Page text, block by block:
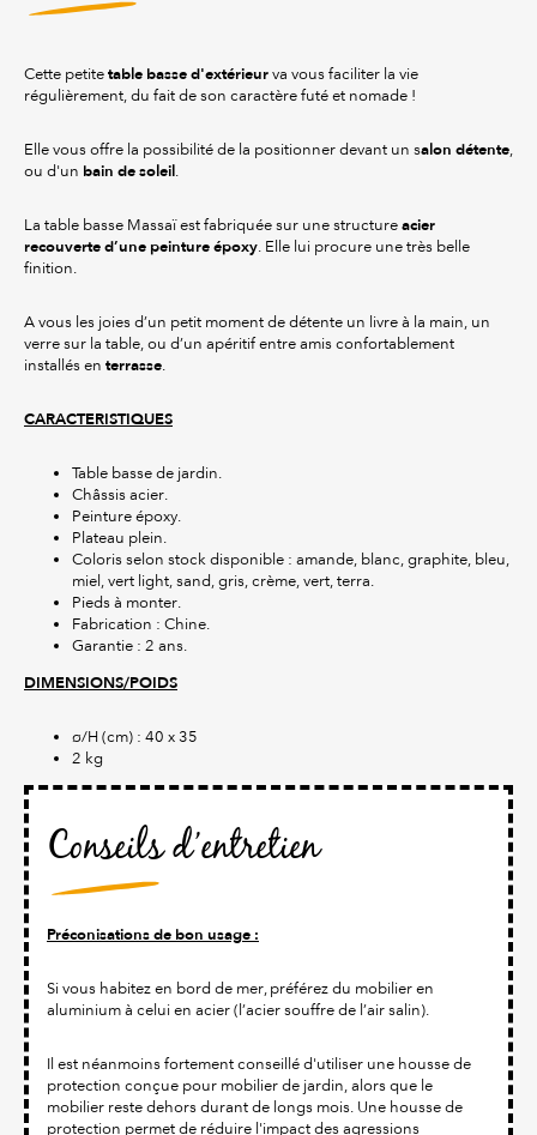
Cette petite table basse d'extérieur va vous faciliter la vie
régulièrement, du fait de son caractère futé et nomade !
Elle vous offre la possibilité de la positionner devant un salon détente,
ou d'un bain de soleil.
La table basse Massaï est fabriquée sur une structure acier
recouverte d’une peinture époxy. Elle lui procure une très belle
finition.
A vous les joies d’un petit moment de détente un livre à la main, un
verre sur la table, ou d’un apéritif entre amis confortablement
installés en terrasse.
CARACTERISTIQUES
Table basse de jardin.
Châssis acier.
Peinture époxy.
Plateau plein.
Coloris selon stock disponible : amande, blanc, graphite, bleu,
miel, vert light, sand, gris, crème, vert, terra.
Pieds à monter.
Fabrication : Chine.
Garantie : 2 ans.
DIMENSIONS/POIDS
ø/H (cm) : 40 x 35
2 kg
Conseils d’entretien
Préconisations de bon usage :
Si vous habitez en bord de mer, préférez du mobilier en
aluminium à celui en acier (l’acier souffre de l’air salin).
Il est néanmoins fortement conseillé d'utiliser une housse de
protection conçue pour mobilier de jardin, alors que le
mobilier reste dehors durant de longs mois. Une housse de
protection permet de réduire l'impact des agressions